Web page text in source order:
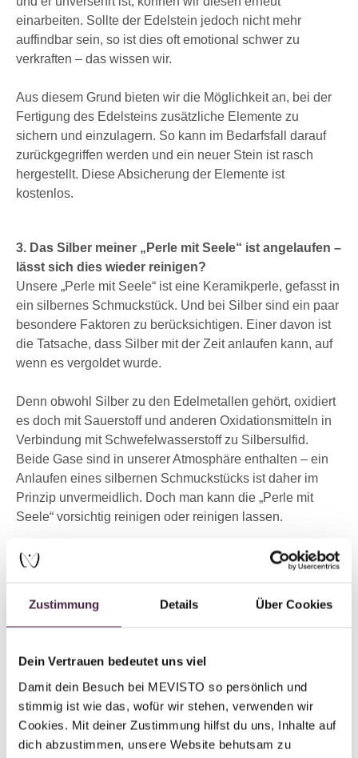
Zustimmung Details Über Cookies
Dein Vertrauen bedeutet uns viel
Damit dein Besuch bei MEVISTO so persönlich und
stimmig ist wie das, wofür wir stehen, verwenden wir
Cookies. Mit deiner Zustimmung hilfst du uns, Inhalte auf
dich abzustimmen, unsere Website behutsam zu
einarbeiten. Sollte der Edelstein jedoch nicht mehr
auffindbar sein, so ist dies oft emotional schwer zu
verkraften – das wissen wir.
Aus diesem Grund bieten wir die Möglichkeit an, bei der
Fertigung des Edelsteins zusätzliche Elemente zu
sichern und einzulagern. So kann im Bedarfsfall darauf
zurückgegriffen werden und ein neuer Stein ist rasch
hergestellt. Diese Absicherung der Elemente ist
kostenlos.
3. Das Silber meiner „Perle mit Seele“ ist angelaufen –
lässt sich dies wieder reinigen?
Unsere „Perle mit Seele“ ist eine Keramikperle, gefasst in
ein silbernes Schmuckstück. Und bei Silber sind ein paar
besondere Faktoren zu berücksichtigen. Einer davon ist
die Tatsache, dass Silber mit der Zeit anlaufen kann, auf
wenn es vergoldet wurde.
Denn obwohl Silber zu den Edelmetallen gehört, oxidiert
es doch mit Sauerstoff und anderen Oxidationsmitteln in
Verbindung mit Schwefelwasserstoff zu Silbersulfid.
Beide Gase sind in unserer Atmosphäre enthalten – ein
Anlaufen eines silbernen Schmuckstücks ist daher im
Prinzip unvermeidlich. Doch man kann die „Perle mit
Seele“ vorsichtig reinigen oder reinigen lassen.
4. Die Fassung meiner Perle hat sich gelöst – lässt
In seltenen Fällen kann sich die Fassung von der Perle
lösen. Doch keine Sorge, auch das können wir
5. Die Perle ist kaputtgegangen – ist es möglich, sie
zu ersetzen?
Auch diese Frage können wir mit „Ja“ beantworten. Geht